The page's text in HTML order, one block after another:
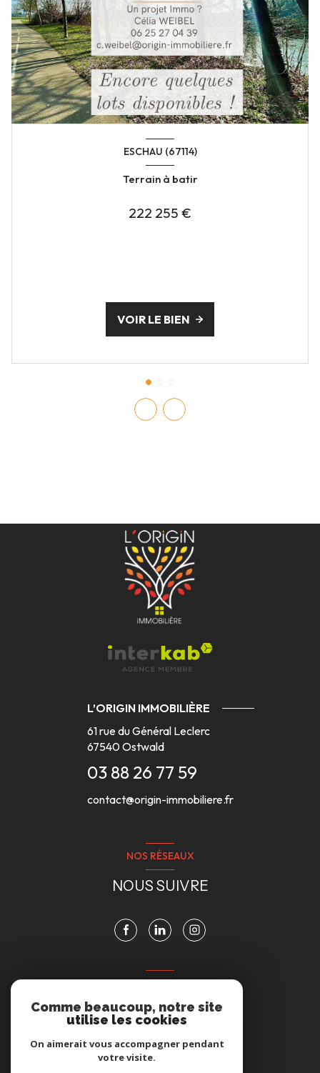
ESCHAU (67114)
Terrain à batir
222 255 €
VOIR LE BIEN
L’ORIGIN IMMOBILIÈRE
61 rue du Général Leclerc
67540Ostwald
03 88 26 77 59
contact@origin-immobiliere.fr
NOS RÉSEAUX
NOUS SUIVRE
VOTRE ESPACE
ESPACE PROPRIÉTAIRE
Se connecter
Comme beaucoup, notre site
utilise les cookies
On aimerait vous accompagner pendant
votre visite.